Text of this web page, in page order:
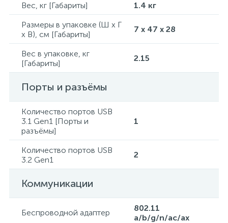
Вес, кг [Габариты]
1.4 кг
Размеры в упаковке (Ш x Г
x В), см [Габариты]
7 x 47 x 28
Вес в упаковке, кг
[Габариты]
2.15
Порты и разъёмы
Количество портов USB
3.1 Gen1 [Порты и
разъёмы]
1
Количество портов USB
3.2 Gen1
2
Коммуникации
Беспроводной адаптер
802.11
a/b/g/n/ac/ax